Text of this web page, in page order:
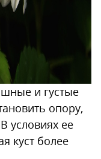
и густые
опору,
условиях ее
куст более